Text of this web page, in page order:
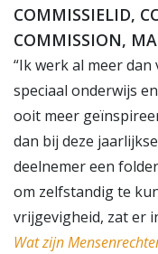
COMMISSIELID,
COMMISSION,
“Ik werk al meer
speciaal onderwijs
ooit meer
dan bij deze
deelnemer een
om zelfstandig te
vrijgevigheid, zat er
Wat zijn